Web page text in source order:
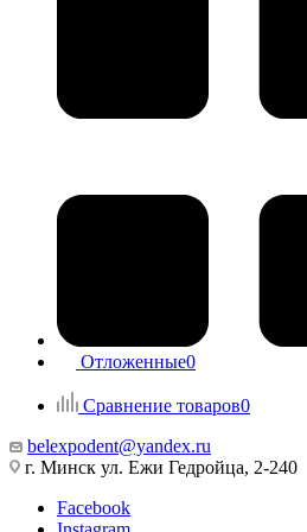
Отложенные0
Сравнение товаров0
belexpodent@yandex.ru
г. Минск ул. Ежи Гедройца, 2-240
Facebook